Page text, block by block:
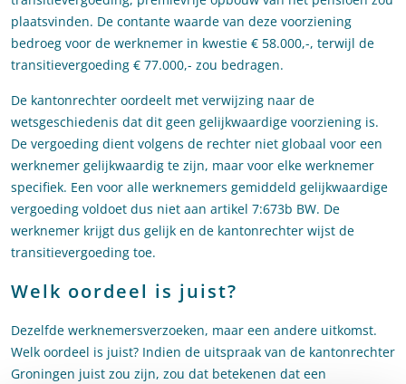
plaatsvinden. De contante waarde van deze voorziening
bedroeg voor de werknemer in kwestie € 58.000,-, terwijl de
transitievergoeding € 77.000,- zou bedragen.
De kantonrechter oordeelt met verwijzing naar de
wetsgeschiedenis dat dit geen gelijkwaardige voorziening is.
De vergoeding dient volgens de rechter niet globaal voor een
werknemer gelijkwaardig te zijn, maar voor elke werknemer
specifiek. Een voor alle werknemers gemiddeld gelijkwaardige
vergoeding voldoet dus niet aan artikel 7:673b BW. De
werknemer krijgt dus gelijk en de kantonrechter wijst de
transitievergoeding toe.
Welk oordeel is juist?
Dezelfde werknemersverzoeken, maar een andere uitkomst.
Welk oordeel is juist? Indien de uitspraak van de kantonrechter
Groningen juist zou zijn, zou dat betekenen dat een